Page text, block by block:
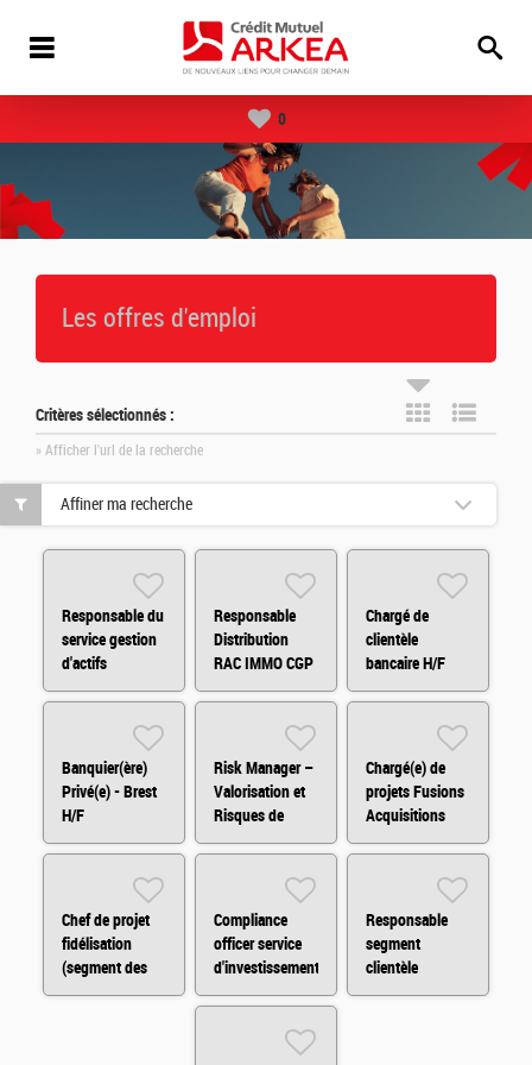
0
Les offres d'emploi
Critères sélectionnés :
» Afficher l'url de la recherche
Responsable du
service gestion
d'actifs
immobiliers H/F
Responsable
Distribution
RAC IMMO CGP
H/F
Chargé de
clientèle
bancaire H/F
Banquier(ère)
Privé(e) - Brest
H/F
Risk Manager –
Valorisation et
Risques de
Marché H/F
Chargé(e) de
projets Fusions
Acquisitions
H/F/X
Chef de projet
fidélisation
(segment des
indépendants)
Compliance
officer service
d'investissement
H/F
Responsable
segment
clientèle
patrimoniale H/F
Affiner ma recherche